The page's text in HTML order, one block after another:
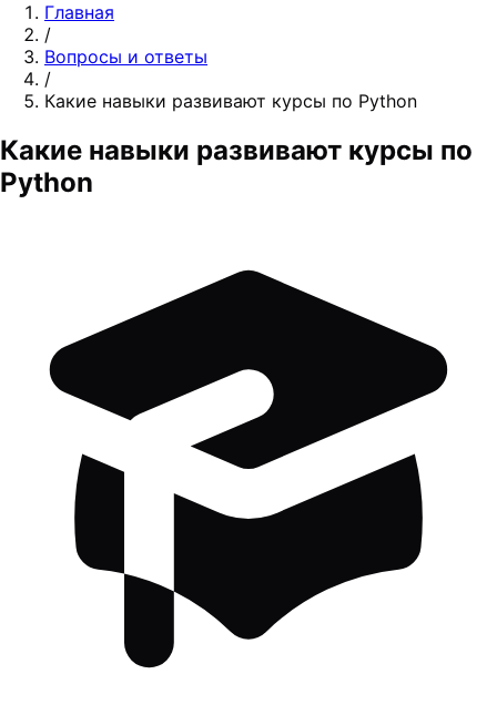
Главная
/
Вопросы и ответы
/
Какие навыки развивают курсы по Python
Какие навыки развивают курсы по
Python